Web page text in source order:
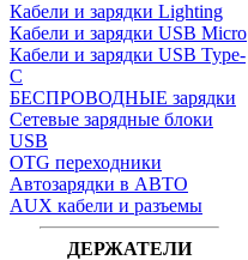
Кабели и зарядки Lighting
Кабели и зарядки USB Micro
Кабели и зарядки USB Type-
C
БЕСПРОВОДНЫЕ зарядки
Сетевые зарядные блоки
USB
OTG переходники
Автозарядки в АВТО
AUX кабели и разъемы
ДЕРЖАТЕЛИ